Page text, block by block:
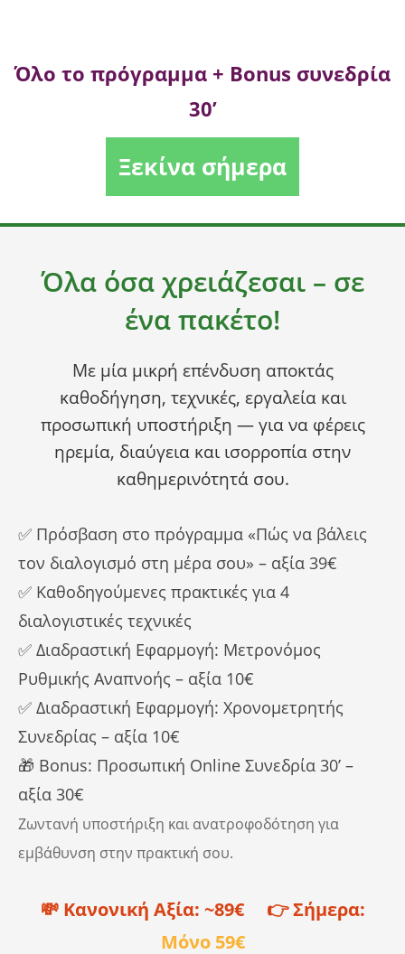
Όλο το πρόγραμμα + Bonus συνεδρία
30’
Ξεκίνα σήμερα
Όλα όσα χρειάζεσαι – σε
ένα πακέτο!
Με μία μικρή επένδυση αποκτάς
καθοδήγηση, τεχνικές, εργαλεία και
προσωπική υποστήριξη — για να φέρεις
ηρεμία, διαύγεια και ισορροπία στην
καθημερινότητά σου.
✅ Πρόσβαση στο πρόγραμμα «Πώς να βάλεις
τον διαλογισμό στη μέρα σου» – αξία 39€
✅ Καθοδηγούμενες πρακτικές για 4
διαλογιστικές τεχνικές
✅ Διαδραστική Εφαρμογή: Μετρονόμος
Ρυθμικής Αναπνοής – αξία 10€
✅ Διαδραστική Εφαρμογή: Χρονομετρητής
Συνεδρίας – αξία 10€
🎁 Bonus: Προσωπική Online Συνεδρία 30’ –
αξία 30€
Ζωντανή υποστήριξη και ανατροφοδότηση για
εμβάθυνση στην πρακτική σου.
💸 Κανονική Αξία: ~89€ 👉 Σήμερα:
Μόνο 59€